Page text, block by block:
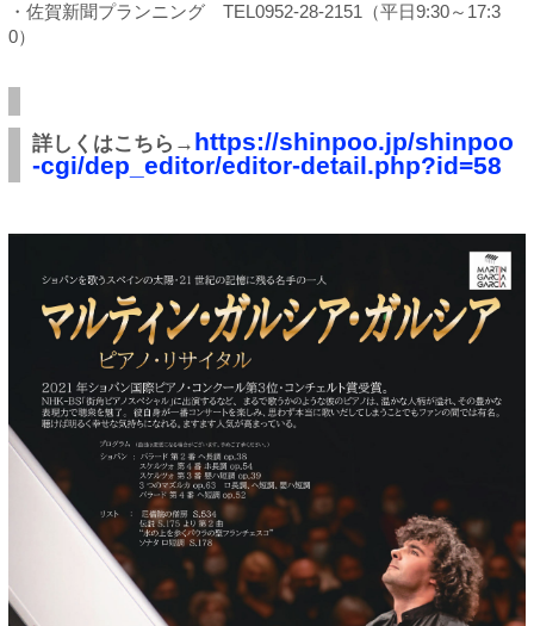
・佐賀新聞プランニング TEL0952-28-2151（平日9:30～17:3
0）
詳しくはこちら→ https://shinpoo.jp/shinpoo
-cgi/dep_editor/editor-detail.php?id=58